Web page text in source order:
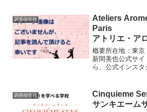
ン・カールがルー
クール設立（世
調香師学校
Ateliers
Paris
アトリエ・ア
パリ
概要所在地：東京
新間美也公式サ
ら、公式インス
1998年に、世界的
香師 新間美也 氏
調香師学校
Cinquieme
サンキエーム